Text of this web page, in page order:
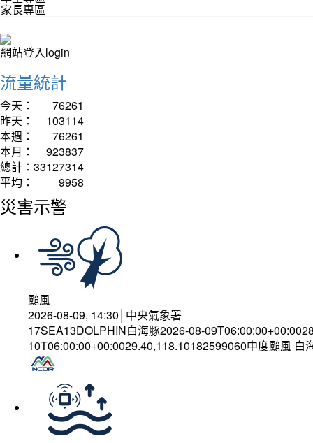
家長專區
網站登入login
流量統計
今天：
76261
昨天：
103114
本週：
76261
本月：
923837
總計： 33127314
平均：
9958
災害示警
颱風
2026-08-09, 14:30│中央氣象署
17SEA13DOLPHIN白海豚2026-08-
10T06:00:00+00:0029.40,118.10182599060中度颱風 白